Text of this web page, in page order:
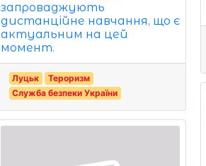
запроваджують
дистанційне навчання, що є
актуальним на цей
момент.
Луцьк
Тероризм
Служба безпеки України